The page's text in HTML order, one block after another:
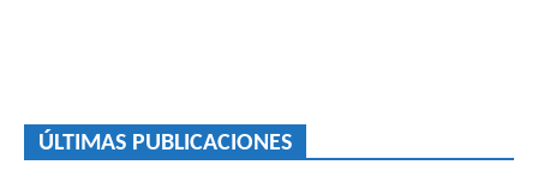
ÚLTIMAS PUBLICACIONES